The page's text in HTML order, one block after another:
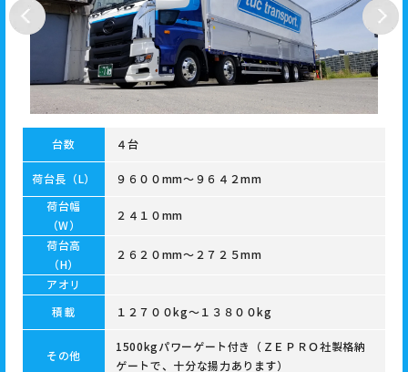
台数 ４台
荷台長（L）
９６００mm～９６４２mm
荷台幅
（W）
２４１０mm
荷台高
（H）
２６２０mm～２７２５mm
アオリ
積載
１２７００kg～１３８００kg
その他
1500kgパワーゲート付き（ＺＥＰＲＯ社製格納
ゲートで、十分な揚力あります）